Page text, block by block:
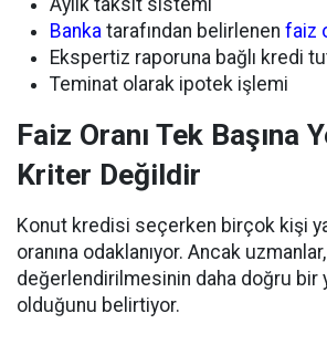
Aylık taksit sistemi
Banka tarafından belirlenen faiz
Ekspertiz raporuna bağlı kredi
Teminat olarak ipotek işlemi
Faiz Oranı Tek Başına
Kriter Değildir
Konut kredisi seçerken birçok kişi
oranına odaklanıyor. Ancak
değerlendirilmesinin daha doğru bir
olduğunu belirtiyor.